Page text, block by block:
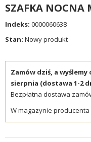
SZAFKA NOCNA
Indeks: 0000060638
Stan: Nowy produkt
Zamów dziś, a wyślemy
sierpnia (dostawa 1-2
Bezpłatna dostawa
W magazynie producenta